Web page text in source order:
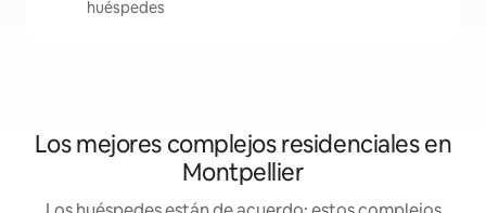
huéspedes
Los mejores complejos residenciales en
Montpellier